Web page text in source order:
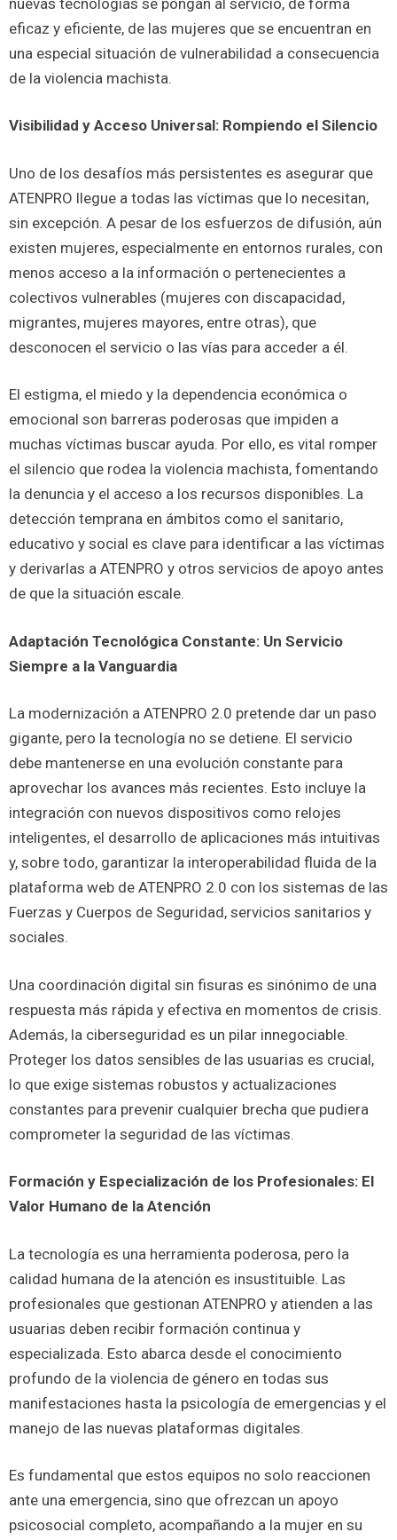
eficaz y eficiente, de las mujeres que se encuentran en
una especial situación de vulnerabilidad a consecuencia
de la violencia machista.
Visibilidad y Acceso Universal: Rompiendo el Silencio
Uno de los desafíos más persistentes es asegurar que
ATENPRO llegue a todas las víctimas que lo necesitan,
sin excepción. A pesar de los esfuerzos de difusión, aún
existen mujeres, especialmente en entornos rurales, con
menos acceso a la información o pertenecientes a
colectivos vulnerables (mujeres con discapacidad,
migrantes, mujeres mayores, entre otras), que
desconocen el servicio o las vías para acceder a él.
El estigma, el miedo y la dependencia económica o
emocional son barreras poderosas que impiden a
muchas víctimas buscar ayuda. Por ello, es vital romper
el silencio que rodea la violencia machista, fomentando
la denuncia y el acceso a los recursos disponibles. La
detección temprana en ámbitos como el sanitario,
educativo y social es clave para identificar a las víctimas
y derivarlas a ATENPRO y otros servicios de apoyo antes
de que la situación escale.
Adaptación Tecnológica Constante: Un Servicio
Siempre a la Vanguardia
La modernización a ATENPRO 2.0 pretende dar un paso
gigante, pero la tecnología no se detiene. El servicio
debe mantenerse en una evolución constante para
aprovechar los avances más recientes. Esto incluye la
integración con nuevos dispositivos como relojes
inteligentes, el desarrollo de aplicaciones más intuitivas
y, sobre todo, garantizar la interoperabilidad fluida de la
plataforma web de ATENPRO 2.0 con los sistemas de las
Fuerzas y Cuerpos de Seguridad, servicios sanitarios y
sociales.
Una coordinación digital sin fisuras es sinónimo de una
respuesta más rápida y efectiva en momentos de crisis.
Además, la ciberseguridad es un pilar innegociable.
Proteger los datos sensibles de las usuarias es crucial,
lo que exige sistemas robustos y actualizaciones
constantes para prevenir cualquier brecha que pudiera
comprometer la seguridad de las víctimas.
Formación y Especialización de los Profesionales: El
Valor Humano de la Atención
La tecnología es una herramienta poderosa, pero la
calidad humana de la atención es insustituible. Las
profesionales que gestionan ATENPRO y atienden a las
usuarias deben recibir formación continua y
especializada. Esto abarca desde el conocimiento
profundo de la violencia de género en todas sus
manifestaciones hasta la psicología de emergencias y el
manejo de las nuevas plataformas digitales.
Es fundamental que estos equipos no solo reaccionen
ante una emergencia, sino que ofrezcan un apoyo
psicosocial completo, acompañando a la mujer en su